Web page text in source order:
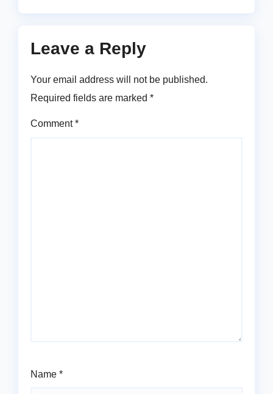
Leave a Reply
Your email address will not be published.
Required fields are marked *
Comment*
Name *